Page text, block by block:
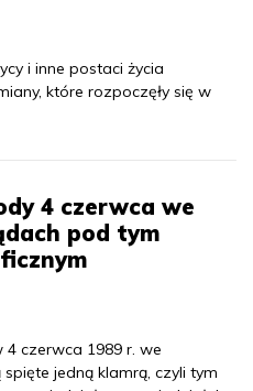
i inne postaci życia
które rozpoczęły się w
4 czerwca we
pod tym
czerwca 1989 r. we
jedną klamrą, czyli tym